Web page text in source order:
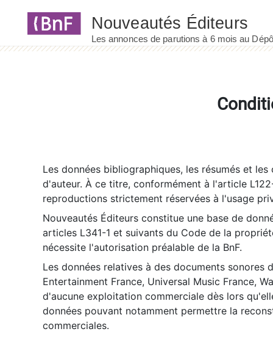
Les données bibliographiques, les résumés et
d'auteur. À ce titre, conformément à l'article
reproductions strictement réservées à l'usage
Nouveautés Éditeurs constitue une base de
articles L341-1 et suivants du Code de la
nécessite l'autorisation préalable de la BnF.
Les données relatives à des documents sonores
Entertainment France, Universal Music France,
d'aucune exploitation commerciale dès lors
données pouvant notamment permettre la
commerciales.